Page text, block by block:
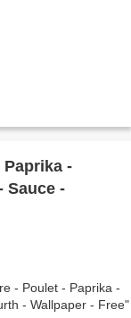
-
Sauce -